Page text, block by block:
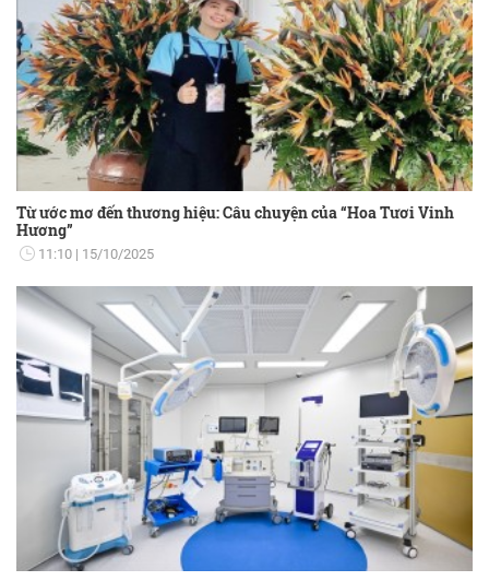
Từ ước mơ đến thương hiệu: Câu chuyện của “Hoa Tươi Vinh
Hương”
11:10 15/10/2025